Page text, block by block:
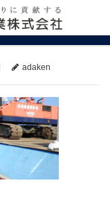
adaken